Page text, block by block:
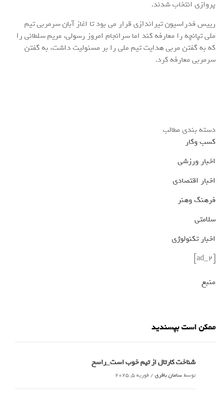
پروازی انتخاب شدند.
رییس فدراسیون تیراندازی قرار می بود تا اغاز آبان سرمربی تیم
ملی تپانچه را معارفه کند اما سرانجام امروز رسولی، مریم سلطانی را
که به گفتن مربی هدایت تیم ملی را بر مسئولیت داشت، به گفتن
سرمربی معارفه کرد.
دسته بندی مطالب
کسب وکار
اخبار ورزشی
اخبار اقتصادی
فرهنگ وهنر
سلامتی
اخبار تکنولوژی
[ad_2]
منبع
ممکن است بپسندید
شناخت کارتال از تیم خوب است_راسخ
توسطسامان باقری / فوریه 5, 2025